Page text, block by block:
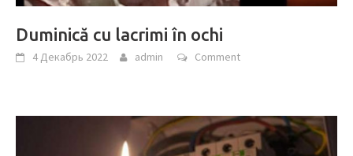
Duminică cu lacrimi în ochi
4 Декабрь 2022 admin Comment